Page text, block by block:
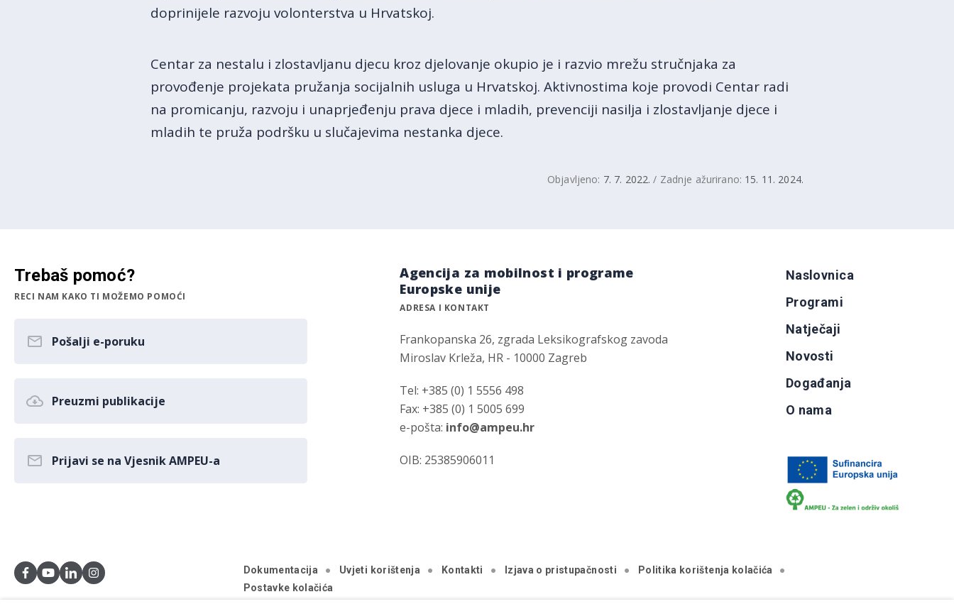
doprinijele razvoju volonterstva u Hrvatskoj.
Centar za nestalu i zlostavljanu djecu kroz djelovanje okupio je i razvio mrežu stručnjaka za
provođenje projekata pružanja socijalnih usluga u Hrvatskoj. Aktivnostima koje provodi Centar radi
na promicanju, razvoju i unaprjeđenju prava djece i mladih, prevenciji nasilja i zlostavljanje djece i
mladih te pruža podršku u slučajevima nestanka djece.
Objavljeno: 7. 7. 2022. / Zadnje ažurirano: 15. 11. 2024.
Trebaš pomoć?
RECI NAM KAKO TI MOŽEMO POMOĆI
Pošalji e-poruku
Preuzmi publikacije
Prijavi se na Vjesnik AMPEU-a
Agencija za mobilnost i programe
Europske unije
ADRESA I KONTAKT
Frankopanska 26, zgrada Leksikografskog zavoda
Miroslav Krleža, HR - 10000 Zagreb
Tel: +385 (0) 1 5556 498
Fax: +385 (0) 1 5005 699
e-pošta: info@ampeu.hr
OIB: 25385906011
Naslovnica
Programi
Natječaji
Novosti
Događanja
O nama
Dokumentacija Uvjeti korištenja Kontakti Izjava o pristupačnosti
Politika korištenja kolačića
Postavke kolačića